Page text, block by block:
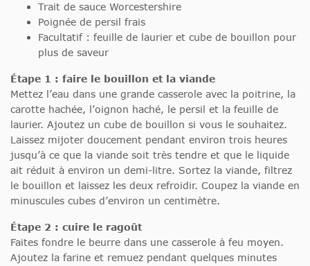
Trait de sauce Worcestershire
Poignée de persil frais
Facultatif : feuille de laurier et cube de bouillon pour
plus de saveur
Étape 1 : faire le bouillon et la viande
Mettez l’eau dans une grande casserole avec la poitrine, la
carotte hachée, l’oignon haché, le persil et la feuille de
laurier. Ajoutez un cube de bouillon si vous le souhaitez.
Laissez mijoter doucement pendant environ trois heures
jusqu’à ce que la viande soit très tendre et que le liquide
ait réduit à environ un demi-litre. Sortez la viande, filtrez
le bouillon et laissez les deux refroidir. Coupez la viande en
minuscules cubes d’environ un centimètre.
Étape 2 : cuire le ragoût
Faites fondre le beurre dans une casserole à feu moyen.
Ajoutez la farine et remuez pendant quelques minutes